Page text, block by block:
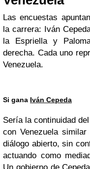
Las encuestas
la carrera: Iván
la Espriella y
derecha. Cada uno
Venezuela.
Si gana Iván Cepeda
Sería la continuidad
con Venezuela
diálogo abierto, sin
actuando como